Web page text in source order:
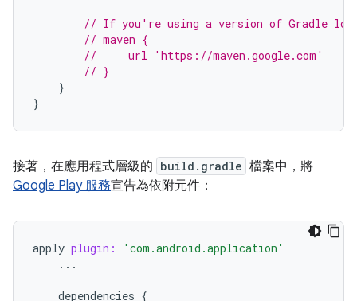
// If you're using a version of Gradle
// maven {
//     url 'https://maven.google.com'
// }
}
}
接著，在應用程式層級的 build.gradle 檔案中，將
Google Play 服務宣告為依附元件：
apply plugin:
'com.android.application'
...
dependencies {